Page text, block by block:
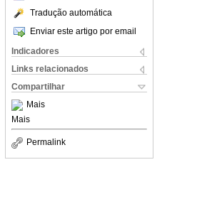
Tradução automática
Enviar este artigo por email
Indicadores
Links relacionados
Compartilhar
Mais
Mais
Permalink